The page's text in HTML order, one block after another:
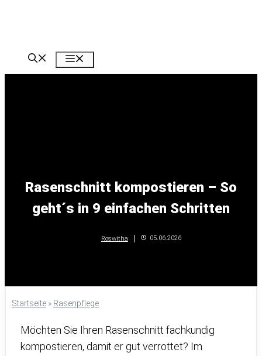
Rasenschnitt kompostieren – So
geht´s in 9 einfachen Schritten
Roswitha 05.06.2026
Startseite » Rasenpflege
Möchten Sie Ihren Rasenschnitt fachkundig
kompostieren, damit er gut verrottet? Im